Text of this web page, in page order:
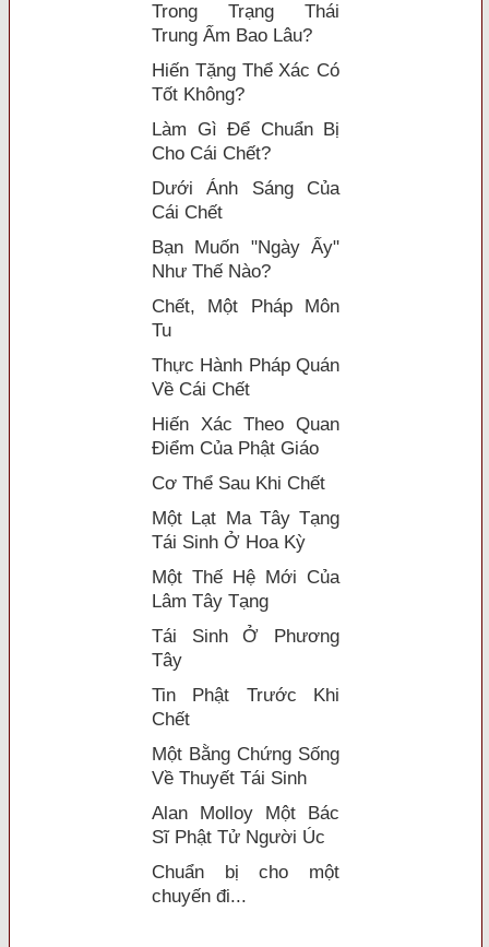
Trong Trạng Thái
Trung Ấm Bao Lâu?
Hiến Tặng Thể Xác Có
Tốt Không?
Làm Gì Ðể Chuẩn Bị
Cho Cái Chết?
Dưới Ánh Sáng Của
Cái Chết
Bạn Muốn "Ngày Ấy"
Như Thế Nào?
Chết, Một Pháp Môn
Tu
Thực Hành Pháp Quán
Về Cái Chết
Hiến Xác Theo Quan
Ðiểm Của Phật Giáo
Cơ Thể Sau Khi Chết
Một Lạt Ma Tây Tạng
Tái Sinh Ở Hoa Kỳ
Một Thế Hệ Mới Của
Lâm Tây Tạng
Tái Sinh Ở Phương
Tây
Tin Phật Trước Khi
Chết
Một Bằng Chứng Sống
Về Thuyết Tái Sinh
Alan Molloy Một Bác
Sĩ Phật Tử Người Úc
Chuẩn bị cho một
chuyến đi...